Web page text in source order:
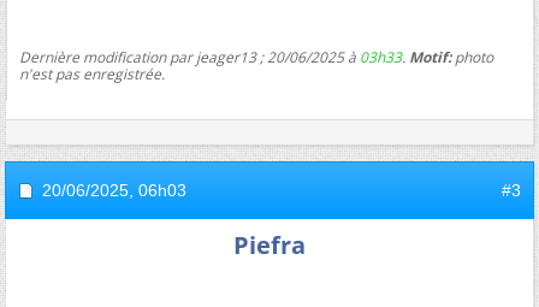
Dernière modification par jeager13 ; 20/06/2025 à 03h33. Motif:photo
n'est pas enregistrée.
20/06/2025, 06h03 #3
Piefra